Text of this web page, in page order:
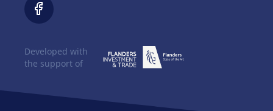
Developed with
the support of